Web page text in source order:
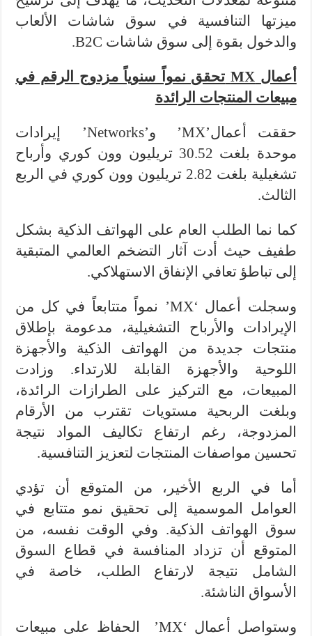
ميزتها التنافسية في سوق شاشات الألعاب
والدخول بقوة إلى سوق شاشات B2C.
أعمال
تحقق نمواً سنوياً مزدوج الرقم في
مبيعات المنتجات الرائدة
حققت أعمال’MX’ و’Networks’ إيرادات
موحدة بلغت 30.52 تريليون وون كوري وأرباح
تشغيلية بلغت 2.82 تريليون وون كوري في الربع
الثالث.
كما نما الطلب العام على الهواتف الذكية بشكل
طفيف حيث أدت آثار التضخم العالمي المتبقية
إلى تباطؤ تعافي الإنفاق الاستهلاكي.
وسجلت أعمال ‘MX’ نمواً متتابعاً في كل من
الإيرادات والأرباح التشغيلية، مدعومة بإطلاق
منتجات جديدة من الهواتف الذكية والأجهزة
اللوحية والأجهزة القابلة للارتداء. وزادت
المبيعات، مع التركيز على الطرازات الرائدة،
وبلغت الربحية مستويات تقترب من الأرقام
المزدوجة، رغم ارتفاع تكاليف المواد نتيجة
تحسين مواصفات المنتجات لتعزيز التنافسية.
أما في الربع الأخير، من المتوقع أن تؤدي
العوامل الموسمية إلى تحقيق نمو متتابع في
سوق الهواتف الذكية. وفي الوقت نفسه، من
المتوقع أن تزداد المنافسة في قطاع السوق
الشامل نتيجة لارتفاع الطلب، خاصة في
الأسواق الناشئة.
وستواصل أعمال ‘MX’
الحفاظ على مبيعات